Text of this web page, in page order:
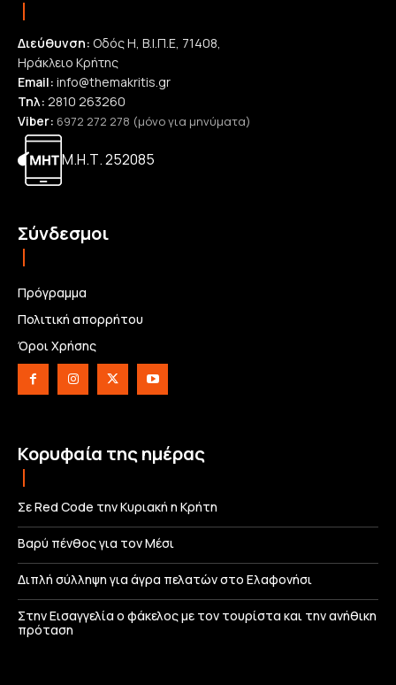
Διεύθυνση: Οδός Η, Β.Ι.Π.Ε, 71408,
Ηράκλειο Κρήτης
Email: info@themakritis.gr
Τηλ: 2810 263260
Viber: 6972 272 278 (μόνο για μηνύματα)
Μ.Η.Τ. 252085
Σύνδεσμοι
Πρόγραμμα
Πολιτική απορρήτου
Όροι Χρήσης
Κορυφαία της ημέρας
Σε Red Code την Κυριακή η Κρήτη
Βαρύ πένθος για τον Μέσι
Διπλή σύλληψη για άγρα πελατών στο Ελαφονήσι
Στην Εισαγγελία ο φάκελος με τον τουρίστα και την ανήθικη
πρόταση